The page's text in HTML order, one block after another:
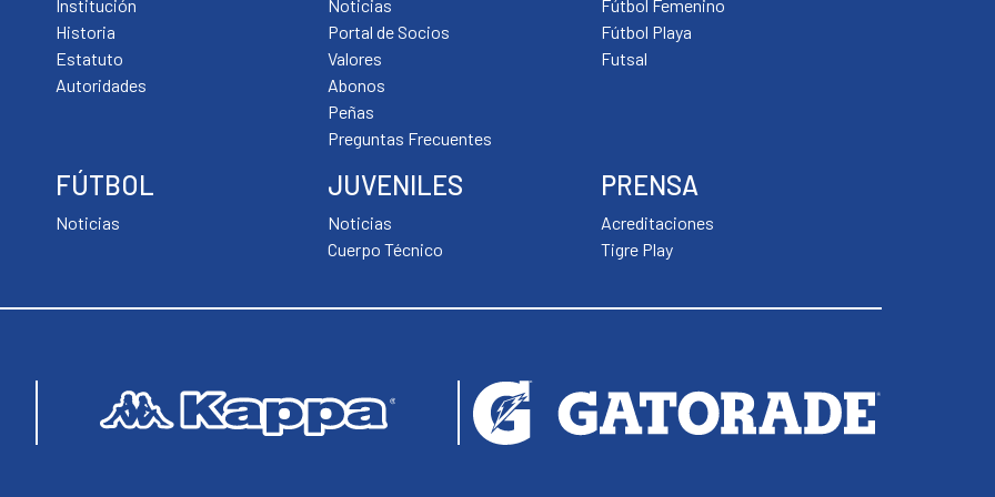
Institución
Historia
Estatuto
Autoridades
FÚTBOL
Noticias
Fútbol Femenino
Fútbol Playa
Futsal
JUVENILES
Noticias
Cuerpo Técnico
PRENSA
Acreditaciones
Tigre Play
Noticias
Portal de Socios
Valores
Abonos
Peñas
Preguntas Frecuentes